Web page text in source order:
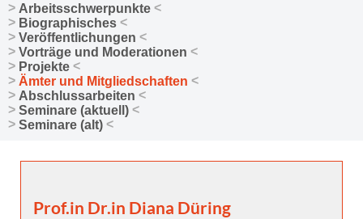
Arbeitsschwerpunkte
Biographisches
Veröffentlichungen
Vorträge und Moderationen
Projekte
Ämter und Mitgliedschaften
Abschlussarbeiten
Seminare (aktuell)
Seminare (alt)
Prof.in Dr.in Diana Düring